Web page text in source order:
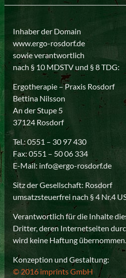
Inhaber der Domain
www.ergo-rosdorf.de
sowie verantwortlich
nach § 10 MDSTV und § 8 TDG:
Ergotherapie – Praxis Rosdorf
Bettina Nilsson
An der Stupe 5
37124 Rosdorf
Tel.: 0551 – 30 97 430
Fax: 0551 – 50 06 334
E-Mail: info@ergo-rosdorf.de
Sitz der Gesellschaft: Rosdorf
umsatzsteuerfrei nach § 4 Nr.4
Verantwortlich für die Inhalte
Dritter, deren Internetseiten
wird keine Haftung übernommen.
Konzeption und Gestaltung:
© 2016 imprints GmbH